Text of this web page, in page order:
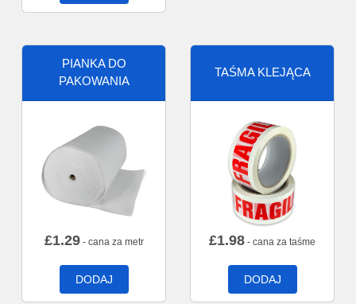
PIANKA DO
PAKOWANIA
£1.29- cana za metr
DODAJ
TAŚMA KLEJĄCA
£1.98 - cana za taśme
DODAJ